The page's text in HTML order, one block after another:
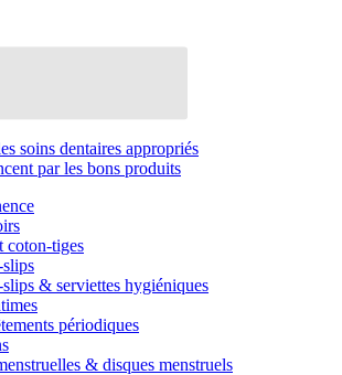
soins dentaires appropriés
par les bons produits
coton-tiges
slips
slips & serviettes hygiéniques
périodiques
& disques menstruels